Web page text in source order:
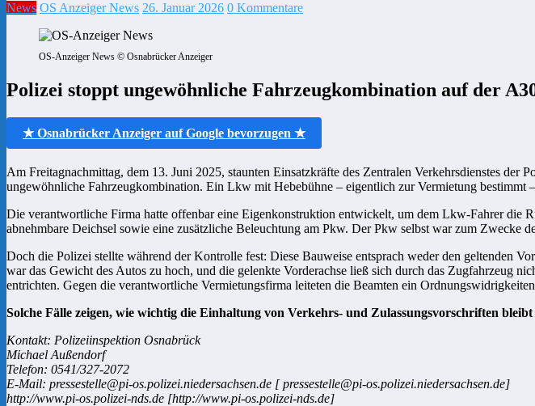
News OS Anzeiger News 26. Januar 2026 0 Kommentare
OS-Anzeiger News © Osnabrücker Anzeiger
Polizei stoppt ungewöhnliche Fahrzeugkombination auf der
★ Osnabrücker Anzeiger auf Google bevorzugen ★
Am Freitagnachmittag, dem 13. Juni 2025, staunten Einsatzkräfte des Zentralen Verkehrsdienstes
ungewöhnliche Fahrzeugkombination. Ein Lkw mit Hebebühne – eigentlich zur Vermietung
Die verantwortliche Firma hatte offenbar eine Eigenkonstruktion entwickelt, um dem Lkw-Fahrer die
abnehmbare Deichsel sowie eine zusätzliche Beleuchtung am Pkw. Der Pkw selbst war zum Zwecke
Doch die Polizei stellte während der Kontrolle fest: Diese Bauweise entsprach weder den geltenden
war das Gewicht des Autos zu hoch, und die gelenkte Vorderachse ließ sich durch das Zugfahrzeug
entrichten. Gegen die verantwortliche Vermietungsfirma leiteten die Beamten ein
Solche Fälle zeigen, wie wichtig die Einhaltung von Verkehrs- und Zulassungsvorschriften
Kontakt: Polizeiinspektion Osnabrück
Michael Außendorf
Telefon: 0541/327-2072
E-Mail: pressestelle@pi-os.polizei.niedersachsen.de [ pressestelle@pi-os.polizei.niedersachsen.de]
http://www.pi-os.polizei-nds.de [http://www.pi-os.polizei-nds.de]